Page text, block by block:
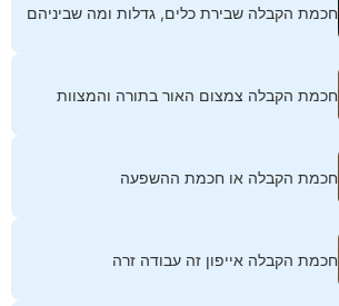
חכמת הקבלה שבירת כלים, גדלות ומה שביניהם
חכמת הקבלה צמצום האור בתורה והמצוות
חכמת הקבלה או חכמת ההשפעה
חכמת הקבלה אייפון זה עבודה זרה